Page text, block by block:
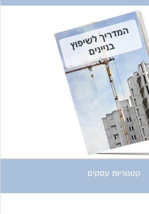
קטגוריות עסקים